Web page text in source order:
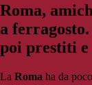
Roma,
a
poi prestiti e
La Roma ha da